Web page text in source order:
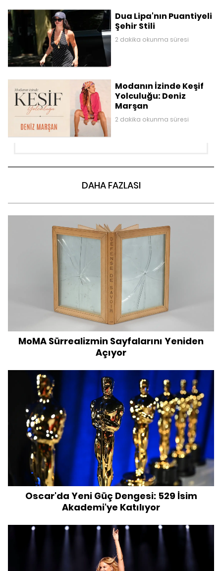
Dua Lipa'nın Puantiyeli
Şehir Stili
2 dakika okunma süresi
Modanın İzinde Keşif
Yolculuğu: Deniz
Marşan
2 dakika okunma süresi
DAHA FAZLASI
MoMA Sürrealizmin Sayfalarını Yeniden
Açıyor
Oscar'da Yeni Güç Dengesi: 529 İsim
Akademi'ye Katılıyor